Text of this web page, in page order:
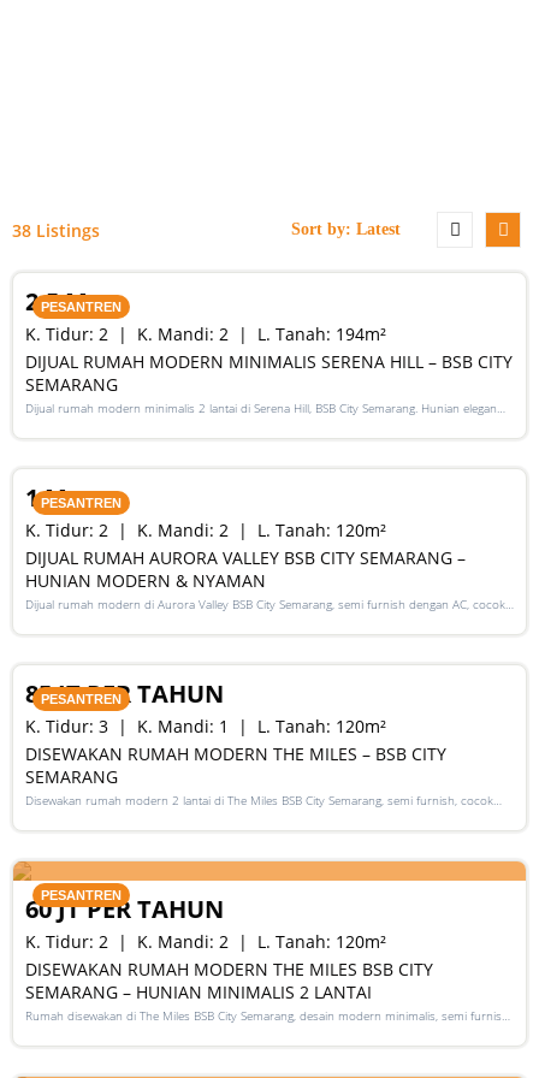
38 Listings
PESANTREN
DIJUAL RUMAH MODERN MINIMALIS SERENA HILL – BSB CITY
SEMARANG
Dijual rumah modern minimalis 2 lantai di Serena Hill, BSB City Semarang. Hunian elegan
K. Tidur: 2 K. Mandi: 2 L. Tanah: 194m²
2,5 M
PESANTREN
SALE
DIJUAL RUMAH AURORA VALLEY BSB CITY SEMARANG –
HUNIAN MODERN & NYAMAN
Dijual rumah modern di Aurora Valley BSB City Semarang, semi furnish dengan AC, cocok
K. Tidur: 2 K. Mandi: 2 L. Tanah: 120m²
1 M
PESANTREN
RENT
DISEWAKAN RUMAH MODERN THE MILES – BSB CITY
SEMARANG
Disewakan rumah modern 2 lantai di The Miles BSB City Semarang, semi furnish, cocok
K. Tidur: 3 K. Mandi: 1 L. Tanah: 120m²
85 JT PER TAHUN
PESANTREN
DISEWAKAN RUMAH MODERN THE MILES BSB CITY
SEMARANG – HUNIAN MINIMALIS 2 LANTAI
Rumah disewakan di The Miles BSB City Semarang, desain modern minimalis, semi furnish,
K. Tidur: 2 K. Mandi: 2 L. Tanah: 120m²
60 JT PER TAHUN